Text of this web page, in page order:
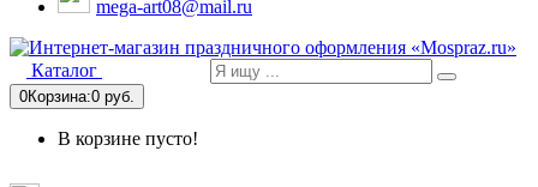
mega-art08@mail.ru
Каталог
0Корзина:0 руб.
В корзине пусто!